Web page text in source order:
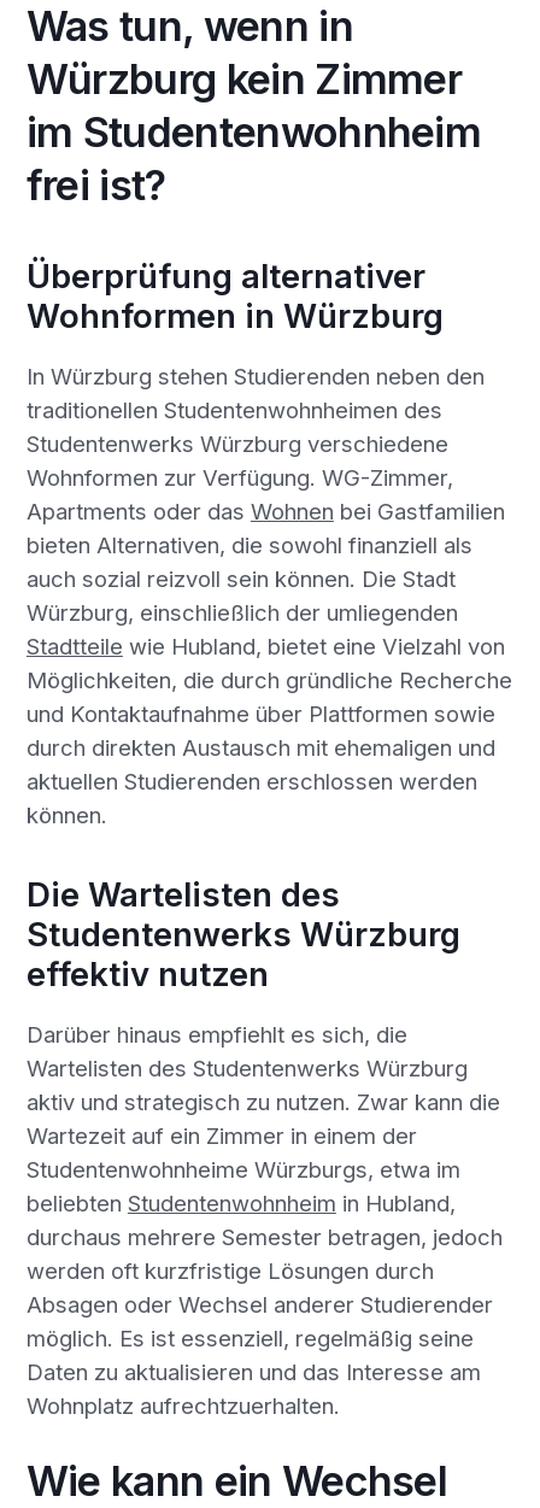
Was tun, wenn in
Würzburg kein Zimmer
im Studentenwohnheim
frei ist?
Überprüfung alternativer
Wohnformen in Würzburg
In Würzburg stehen Studierenden neben den
traditionellen Studentenwohnheimen des
Studentenwerks Würzburg verschiedene
Wohnformen zur Verfügung. WG-Zimmer,
Apartments oder das Wohnen bei Gastfamilien
bieten Alternativen, die sowohl finanziell als
auch sozial reizvoll sein können. Die Stadt
Würzburg, einschließlich der umliegenden
Stadtteile wie Hubland, bietet eine Vielzahl von
Möglichkeiten, die durch gründliche Recherche
und Kontaktaufnahme über Plattformen sowie
durch direkten Austausch mit ehemaligen und
aktuellen Studierenden erschlossen werden
können.
Die Wartelisten des
Studentenwerks Würzburg
effektiv nutzen
Darüber hinaus empfiehlt es sich, die
Wartelisten des Studentenwerks Würzburg
aktiv und strategisch zu nutzen. Zwar kann die
Wartezeit auf ein Zimmer in einem der
Studentenwohnheime Würzburgs, etwa im
beliebten Studentenwohnheim in Hubland,
durchaus mehrere Semester betragen, jedoch
werden oft kurzfristige Lösungen durch
Absagen oder Wechsel anderer Studierender
möglich. Es ist essenziell, regelmäßig seine
Daten zu aktualisieren und das Interesse am
Wohnplatz aufrechtzuerhalten.
Wie kann ein Wechsel